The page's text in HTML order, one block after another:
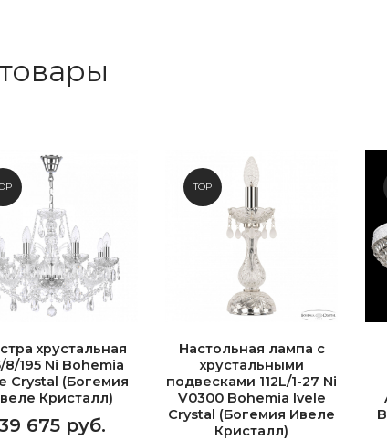
хрустальная
8/195 Ni Bohemia
Crystal (Богемия
Кристалл)
675 руб.
TOP
Настольная лампа с
хрустальными
подвесками 112L/1-27 Ni
V0300 Bohemia Ivele
Crystal (Богемия Ивеле
Кристалл)